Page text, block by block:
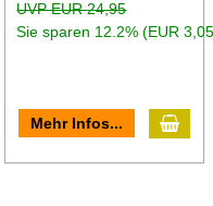
UVP EUR 24,95
Sie sparen 12.2% (EUR
Mehr Infos... In